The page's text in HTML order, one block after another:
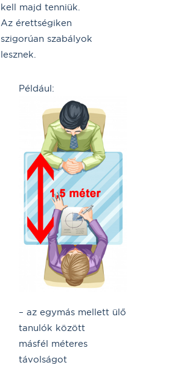
kell majd tenniük.
Az érettségiken
szigorúan szabályok
lesznek.
Például:
– az egymás mellett ülő
tanulók között
másfél méteres
távolságot